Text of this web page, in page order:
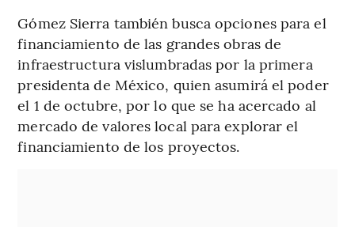
Gómez Sierra también busca opciones para el
financiamiento de las grandes obras de
infraestructura vislumbradas por la primera
presidenta de México, quien asumirá el poder
el 1 de octubre, por lo que se ha acercado al
mercado de valores local para explorar el
financiamiento de los proyectos.